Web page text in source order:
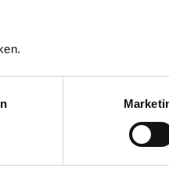
al weg
om kans te maken. Met
→